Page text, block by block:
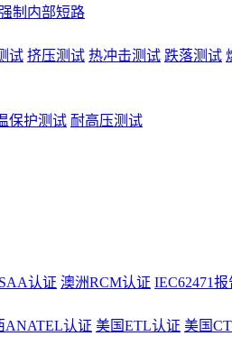
制内部短路
试 挤压测试 热冲击测试 跌落测试
保护测试 耐高压测试
认证 澳洲RCM认证 IEC62471报
ANATEL认证 美国ETL认证 美国